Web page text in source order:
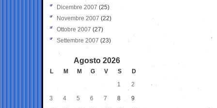
Dicembre 2007 (25)
Novembre 2007 (22)
Ottobre 2007 (27)
Settembre 2007 (23)
Agosto 2026
L M M G V S
D
1
2
3 4 5 6 7 8 9